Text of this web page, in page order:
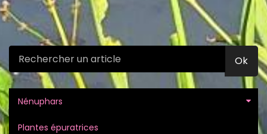
Ok
Nénuphars
Plantes épuratrices